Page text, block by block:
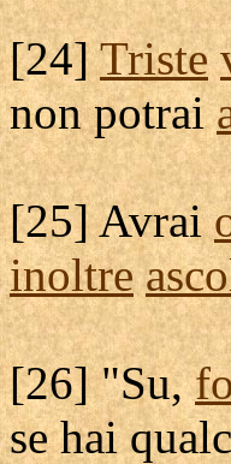
[24]Triste
non potrai
[25] Avrai
inoltre
[26] "Su,
se hai